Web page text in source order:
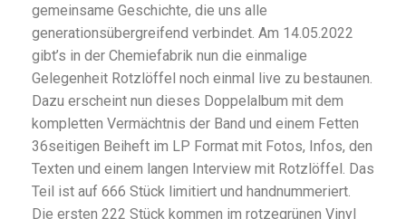
gemeinsame Geschichte, die uns alle
generationsübergreifend verbindet. Am 14.05.2022
gibt’s in der Chemiefabrik nun die einmalige
Gelegenheit Rotzlöffel noch einmal live zu bestaunen.
Dazu erscheint nun dieses Doppelalbum mit dem
kompletten Vermächtnis der Band und einem Fetten
36seitigen Beiheft im LP Format mit Fotos, Infos, den
Texten und einem langen Interview mit Rotzlöffel. Das
Teil ist auf 666 Stück limitiert und handnummeriert.
Die ersten 222 Stück kommen im rotzegrünen Vinyl